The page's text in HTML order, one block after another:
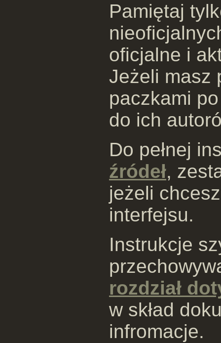
Pamiętaj
oficjalne i
Jeżeli masz
paczkami
do ich
Do pełnej
źródeł,
jeżeli
interfejsu.
Instrukcje
rozdział
w skład
infromacje.